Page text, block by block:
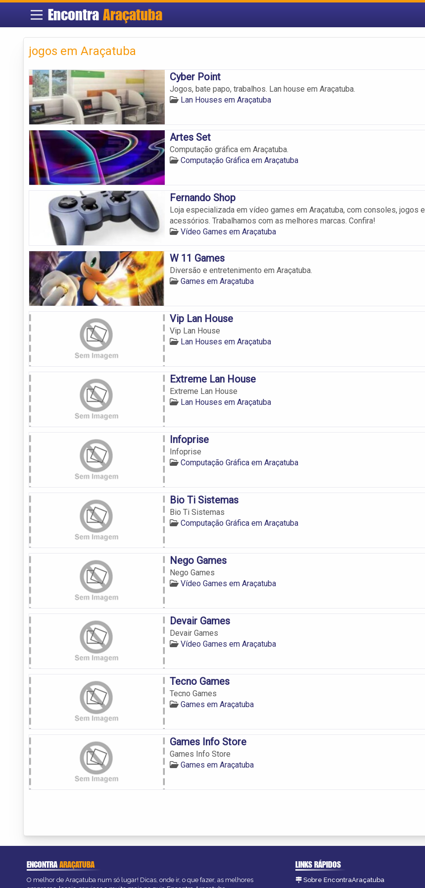
EncontraAraçatuba
jogos em Araçatuba
Cyber Point
Jogos, bate papo, trabalhos. Lan house em Araçatuba.
Lan Houses em Araçatuba
Artes Set
Computação gráfica em Araçatuba.
Computação Gráfica em Araçatuba
Fernando Shop
Loja especializada em vídeo games em Araçatuba, com consoles, jogos e
acessórios. Trabalhamos com as melhores marcas. Confira!
Vídeo Games em Araçatuba
W 11 Games
Diversão e entretenimento em Araçatuba.
Games em Araçatuba
Vip Lan House
Vip Lan House
Lan Houses em Araçatuba
Extreme Lan House
Extreme Lan House
Lan Houses em Araçatuba
Infoprise
Infoprise
Computação Gráfica em Araçatuba
Bio Ti Sistemas
Bio Ti Sistemas
Computação Gráfica em Araçatuba
Nego Games
Nego Games
Vídeo Games em Araçatuba
Devair Games
Devair Games
Vídeo Games em Araçatuba
Tecno Games
Tecno Games
Games em Araçatuba
Games Info Store
Games Info Store
Games em Araçatuba
ENCONTRAARAÇATUBA
O melhor de Araçatuba num só lugar! Dicas, onde ir, o que fazer, as melhores
LINKS RÁPIDOS
Sobre EncontraAraçatuba